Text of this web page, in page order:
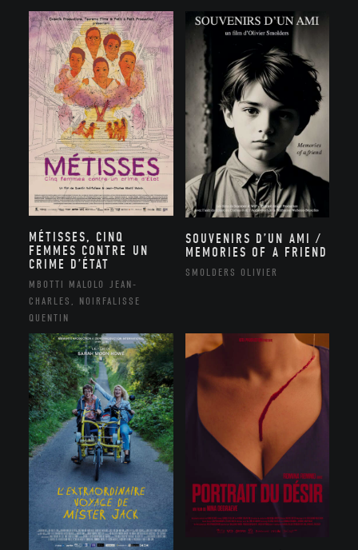
MÉTISSES, CINQ
FEMMES CONTRE UN
CRIME D’ÉTAT
MBOTTI MALOLO JEAN-
CHARLES, NOIRFALISSE
QUENTIN
SOUVENIRS D’UN AMI /
MEMORIES OF A FRIEND
SMOLDERS OLIVIER